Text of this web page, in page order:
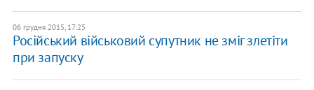
06 грудня 2015, 17:25
Російський військовий супутник не зміг злетіти
при запуску